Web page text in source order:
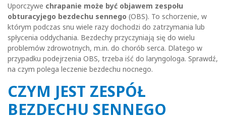
Uporczywe chrapanie może być objawem zespołu
obturacyjego bezdechu sennego (OBS). To schorzenie, w
którym podczas snu wiele razy dochodzi do zatrzymania lub
spłycenia oddychania. Bezdechy przyczyniają się do wielu
problemów zdrowotnych, m.in. do chorób serca. Dlatego w
przypadku podejrzenia OBS, trzeba iść do laryngologa. Sprawdź,
na czym polega leczenie bezdechu nocnego.
CZYM JEST ZESPÓŁ
BEZDECHU SENNEGO